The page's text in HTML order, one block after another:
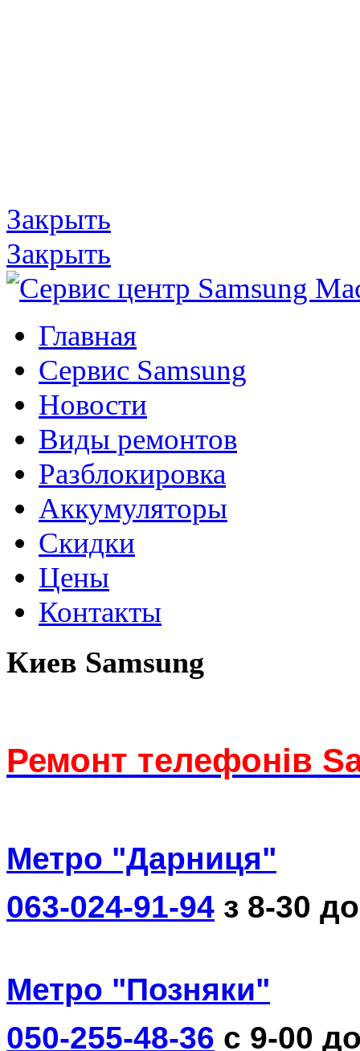
Закрыть
Закрыть
Главная
Сервис Samsung
Новости
Виды ремонтов
Разблокировка
Аккумуляторы
Скидки
Цены
Контакты
Киев Samsung
Ремонт телефонів
Метро "Дарниця"
063-024-91-94 з 8-30
Метро "Позняки"
050-255-48-36 с 9-00